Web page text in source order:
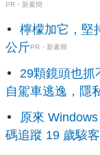
PR・新素簡
檸檬加它，堅
公斤PR・新素簡
29顆鏡頭也抓
自駕車逃逸，隱
原來
碼追蹤 19 歲駭